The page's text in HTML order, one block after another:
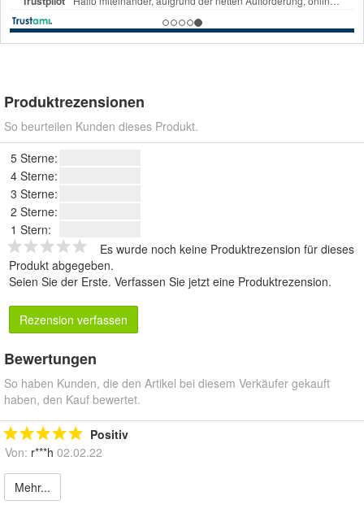
Produktrezensionen
So beurteilen Kunden dieses Produkt.
5 Sterne:
4 Sterne:
3 Sterne:
2 Sterne:
1 Stern:
Es wurde noch keine Produktrezension für dieses
Produkt abgegeben.
Seien Sie der Erste. Verfassen Sie jetzt eine Produktrezension.
Rezension verfassen
Bewertungen
So haben Kunden, die den Artikel bei diesem Verkäufer gekauft
haben, den Kauf bewertet.
Positiv
Von: r***h 02.02.22
Mehr...